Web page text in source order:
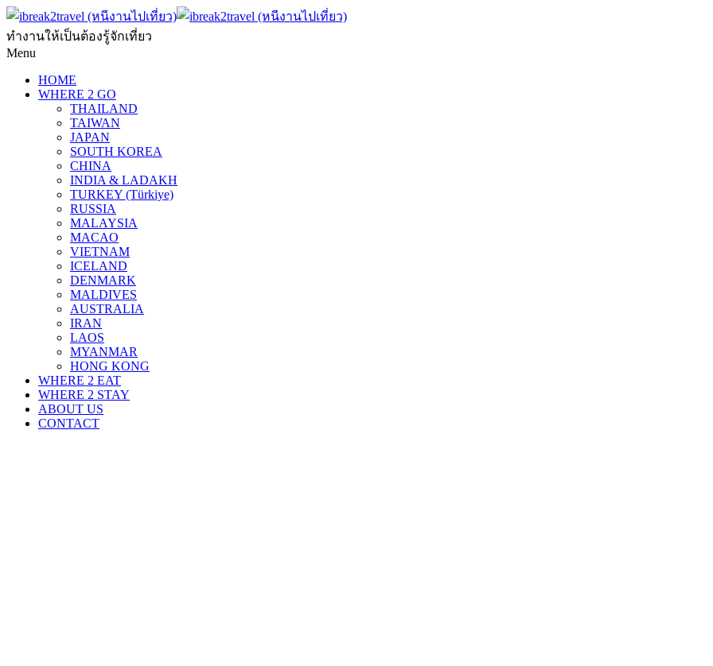
ทำงานให้เป็นต้องรู้จักเที่ยว
Menu
HOME
WHERE 2 GO
THAILAND
TAIWAN
JAPAN
SOUTH KOREA
CHINA
INDIA & LADAKH
TURKEY (Türkiye)
RUSSIA
MALAYSIA
MACAO
VIETNAM
ICELAND
DENMARK
MALDIVES
AUSTRALIA
IRAN
LAOS
MYANMAR
HONG KONG
WHERE 2 EAT
WHERE 2 STAY
ABOUT US
CONTACT